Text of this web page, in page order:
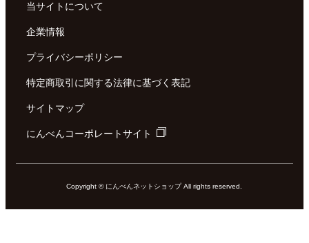
当サイトについて
企業情報
プライバシーポリシー
特定商取引に関する法律に基づく表記
サイトマップ
にんべんコーポレートサイト
Copyright © にんべんネットショップ All rights reserved.